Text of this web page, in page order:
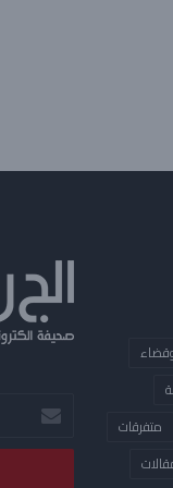
متفرقات
أدخل
بريدك
الإلكتروني